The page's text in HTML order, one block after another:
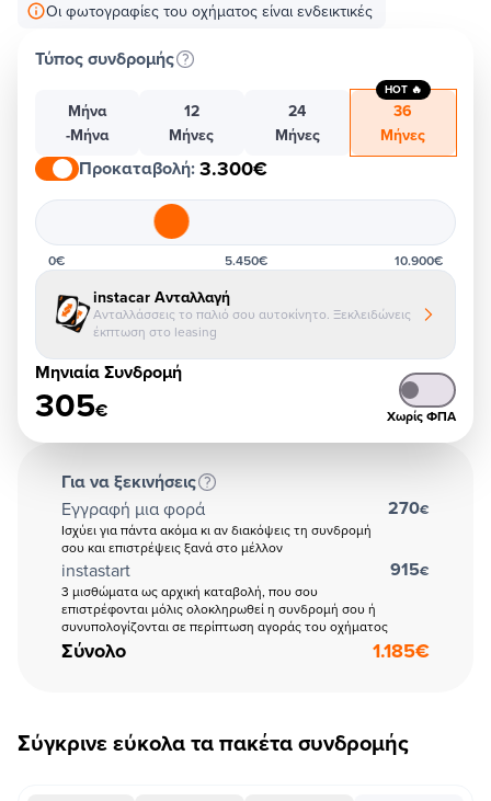
Οι φωτογραφίες του οχήματος είναι ενδεικτικές
Τύπος συνδρομής
Μήνα
-Μήνα
12
Μήνες
24
Μήνες
36
Μήνες
HOT 🔥
Προκαταβολή:3.300€
0€ 5.450€ 10.900€
instacar Ανταλλαγή
Ανταλλάσσεις το παλιό σου αυτοκίνητο. Ξεκλειδώνεις
έκπτωση στο leasing
Μηνιαία Συνδρομή
305€ Χωρίς ΦΠΑ
Για να ξεκινήσεις
Εγγραφή μια φορά
Ισχύει για πάντα ακόμα κι αν διακόψεις τη συνδρομή
σου και επιστρέψεις ξανά στο μέλλον
270€
instastart
3 μισθώματα ως αρχική καταβολή, που σου
επιστρέφονται μόλις ολοκληρωθεί η συνδρομή σου ή
συνυπολογίζονται σε περίπτωση αγοράς του οχήματος
915€
Σύνολο 1.185€
Σύγκρινε εύκολα τα πακέτα συνδρομής